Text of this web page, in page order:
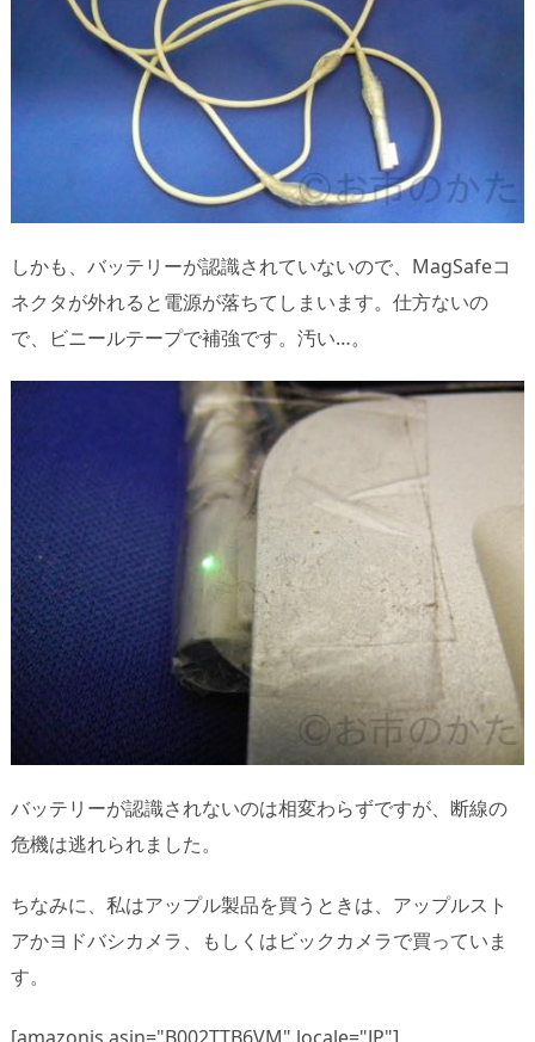
しかも、バッテリーが認識されていないので、MagSafeコ
ネクタが外れると電源が落ちてしまいます。仕方ないの
で、ビニールテープで補強です。汚い…。
バッテリーが認識されないのは相変わらずですが、断線の
危機は逃れられました。
ちなみに、私はアップル製品を買うときは、アップルスト
アかヨドバシカメラ、もしくはビックカメラで買っていま
す。